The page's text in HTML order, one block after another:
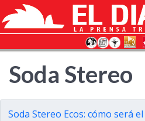
Soda Stereo
Soda Stereo Ecos: cómo será